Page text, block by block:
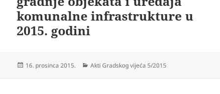
komunalne infrastrukture u
2015. godini
Objavljeno
16. prosinca 2015. Kategorije
Akti Gradskog vijeća 5/2015